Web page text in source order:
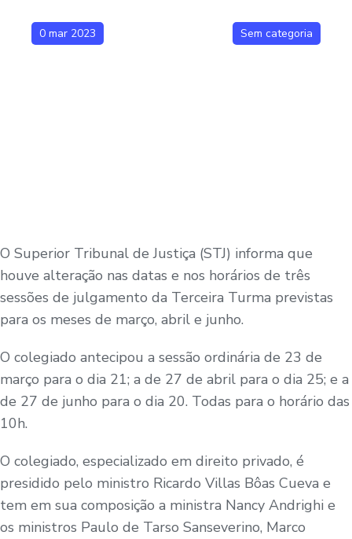
0 mar 2023 Sem categoria
O Superior Tribunal de Justiça (STJ) informa que
houve alteração nas datas e nos horários de três
sessões de julgamento da Terceira Turma previstas
para os meses de março, abril e junho.
O colegiado antecipou a sessão ordinária de 23 de
março para o dia 21; a de 27 de abril para o dia 25; e a
de 27 de junho para o dia 20. Todas para o horário das
10h.
O colegiado, especializado em direito privado, é
presidido pelo ministro Ricardo Villas Bôas Cueva e
tem em sua composição a ministra Nancy Andrighi e
os ministros Paulo de Tarso Sanseverino, Marco